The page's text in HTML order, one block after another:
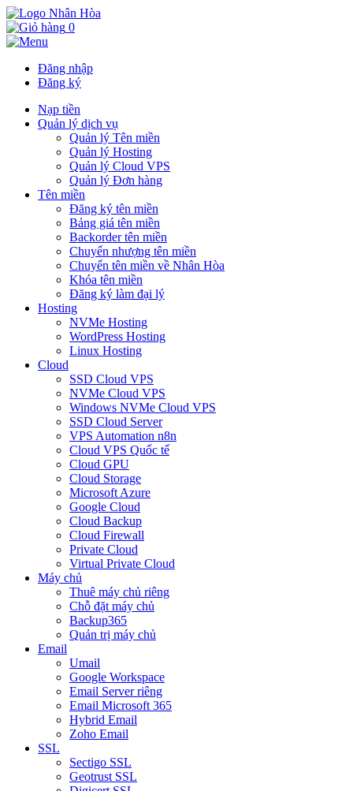
0
Đăng nhập
Đăng ký
Nạp tiền
Quản lý dịch vụ
Quản lý Tên miền
Quản lý Hosting
Quản lý Cloud VPS
Quản lý Đơn hàng
Tên miền
Đăng ký tên miền
Bảng giá tên miền
Backorder tên miền
Chuyển nhượng tên miền
Chuyển tên miền về Nhân Hòa
Khóa tên miền
Đăng ký làm đại lý
Hosting
NVMe Hosting
WordPress Hosting
Linux Hosting
Cloud
SSD Cloud VPS
NVMe Cloud VPS
Windows NVMe Cloud VPS
SSD Cloud Server
VPS Automation n8n
Cloud VPS Quốc tế
Cloud GPU
Cloud Storage
Microsoft Azure
Google Cloud
Cloud Backup
Cloud Firewall
Private Cloud
Virtual Private Cloud
Máy chủ
Thuê máy chủ riêng
Chỗ đặt máy chủ
Backup365
Quản trị máy chủ
Email
Umail
Google Workspace
Email Server riêng
Email Microsoft 365
Hybrid Email
Zoho Email
SSL
Sectigo SSL
Geotrust SSL